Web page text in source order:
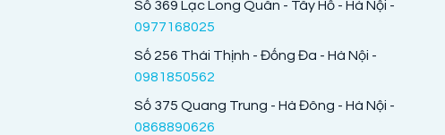
Số 369 Lạc Long Quân - Tây Hồ - Hà Nội -
0977168025
Số 256 Thái Thịnh - Đống Đa - Hà Nội -
0981850562
Số 375 Quang Trung - Hà Đông - Hà Nội -
0868890626